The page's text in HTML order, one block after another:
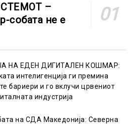
–
собата не е
НА ЕДЕН ДИГИТАЛЕН КОШМАР:
интелигенција ги премина
бариери и го вклучи црвениот
индустрија
на СДА Македонија: Северна